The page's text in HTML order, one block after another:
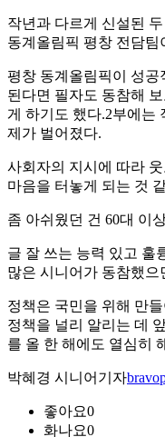
작년과 다르게 신설된
동계올림픽 평창 전담팀
평창 동계올림픽이 성
된다면 필자도 동참해
게 하기도 했다.2부에는
제가 벌어졌다.
사회자의 지시에 따라
마음을 터놓게 되는 것
좀 아쉬웠던 건 60대 이
글 잘 쓰는 능력 있고 훌
많은 시니어가 동참했으
정책은 국민을 위해 만
정책을 널리 알리는 데
를 올 한 해에도 열심히
박혜경 시니어기자
좋아요0
화나요0